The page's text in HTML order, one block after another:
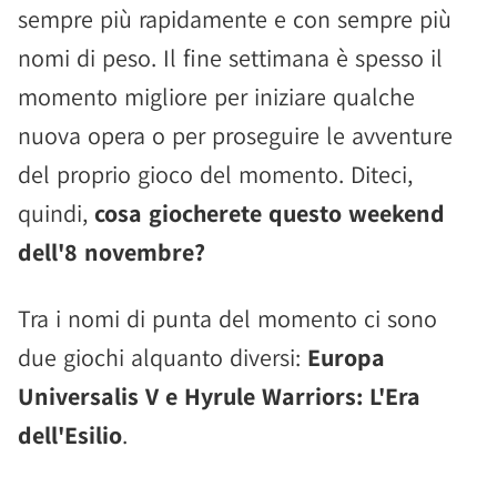
sempre più rapidamente e con sempre più
nomi di peso. Il fine settimana è spesso il
momento migliore per iniziare qualche
nuova opera o per proseguire le avventure
del proprio gioco del momento. Diteci,
quindi, cosa giocherete questo weekend
dell'8 novembre?
Tra i nomi di punta del momento ci sono
due giochi alquanto diversi: Europa
Universalis V e Hyrule Warriors: L'Era
dell'Esilio.